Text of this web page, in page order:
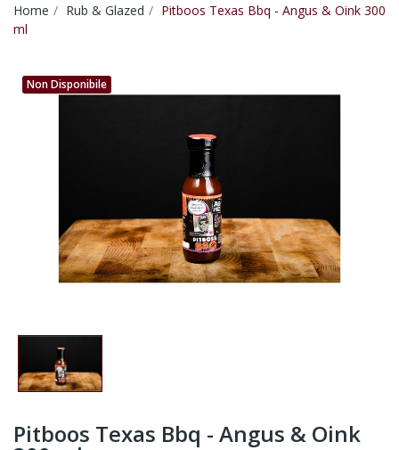
Home Rub & Glazed
Pitboos Texas Bbq - Angus & Oink 300
ml
Non Disponibile
Pitboos Texas Bbq - Angus & Oink